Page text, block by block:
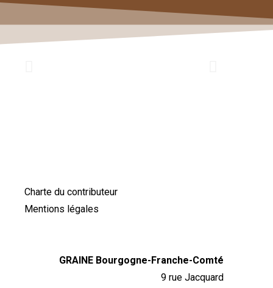
Charte du contributeur
Mentions légales
GRAINE Bourgogne-Franche-Comté
9 rue Jacquard